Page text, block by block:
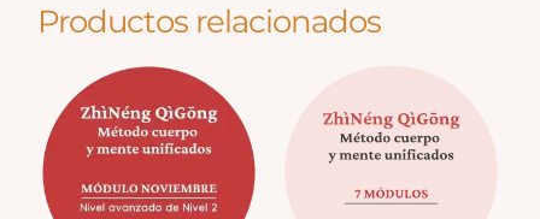
Productos relacionados